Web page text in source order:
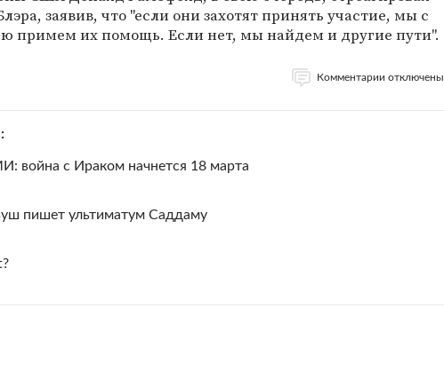
заявив, что "если они захотят принять участие, мы с
примем их помощь. Если нет, мы найдем и другие пути".
Комментарии отключены
война с Ираком начнется 18 марта
пишет ультиматум Саддаму